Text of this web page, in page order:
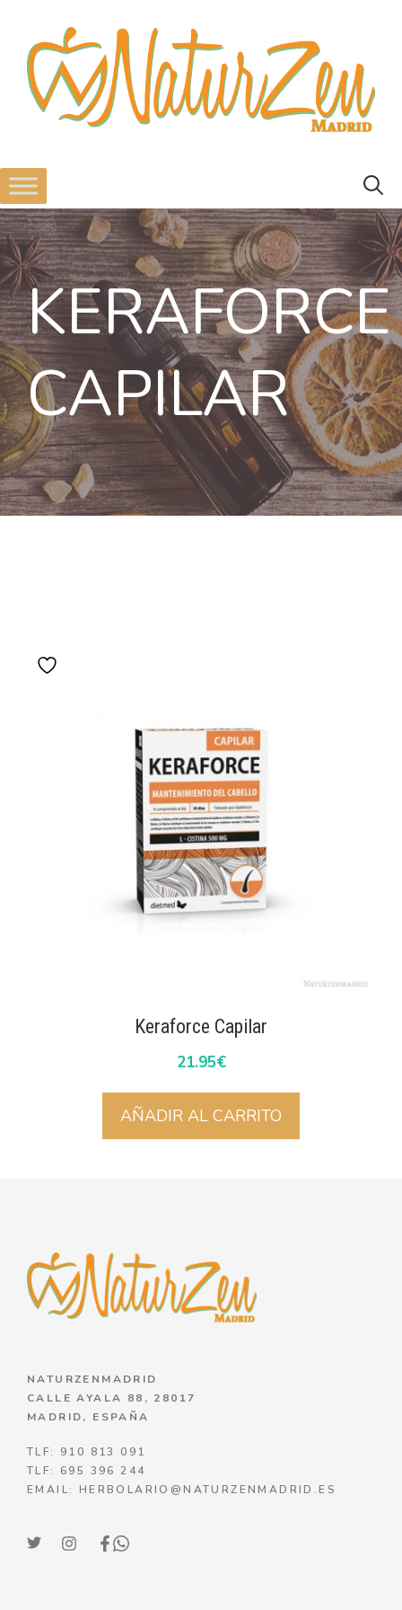
KERAFORCE
CAPILAR
Keraforce Capilar
21.95€
AÑADIR AL CARRITO
NATURZENMADRID
CALLE AYALA 88, 28017
MADRID, ESPAÑA
TLF: 910 813 091
TLF: 695 396 244
EMAIL: HERBOLARIO@NATURZENMADRID.ES